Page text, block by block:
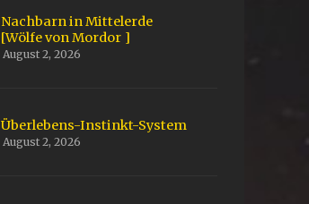
Nachbarn in Mittelerde
[Wölfe von Mordor ]
August 2, 2026
Überlebens-Instinkt-System
August 2, 2026